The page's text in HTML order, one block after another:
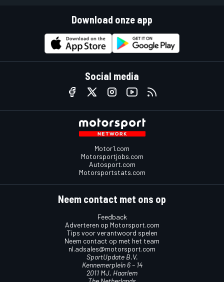
Download onze app
Social media
Motor1.com
Motorsportjobs.com
Autosport.com
Motorsportstats.com
Neem contact met ons op
Feedback
Adverteren op Motorsport.com
Tips voor verantwoord spelen
Neem contact op met het team
nl.adsales@motorsport.com
SportUpdate B.V.
Kennemerplein 6 – 14
2011 MJ, Haarlem